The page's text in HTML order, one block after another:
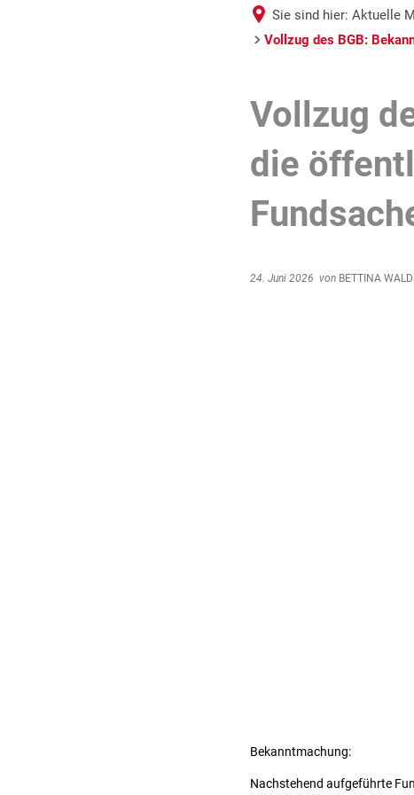
Sie sind hier: Aktuelle
Vollzug des BGB:
Vollzug
die
24. Juni 2026 von BETTINA
Bekanntmachung:
Nachstehend aufgeführte